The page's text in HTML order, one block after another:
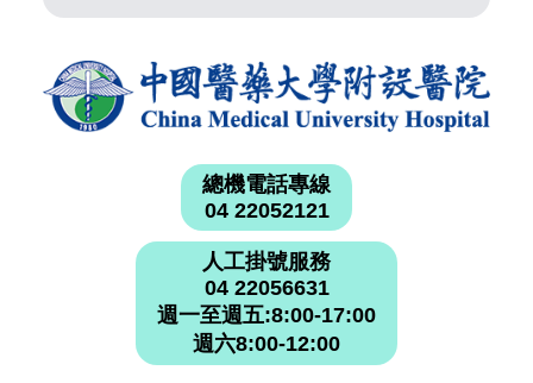
總機電話專線
04 22052121
人工掛號服務
04 22056631
週一至週五:8:00-17:00
週六8:00-12:00